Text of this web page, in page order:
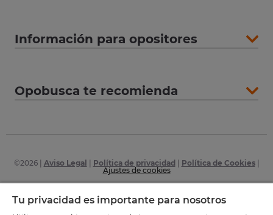
Información para opositores
Opobusca te recomienda
©2026| Aviso Legal Política de privacidad Política de Cookies|
Ajustes de cookies
Tu privacidad es importante para nosotros